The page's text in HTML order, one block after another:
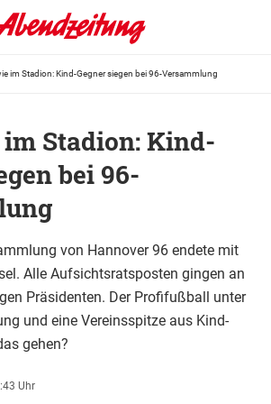
im Stadion: Kind-Gegner siegen bei 96-Versammlung
Stadion: Kind-
bei 96-
von Hannover 96 endete mit
Alle Aufsichtsratsposten gingen an
Präsidenten. Der Profifußball unter
und eine Vereinsspitze aus Kind-
gehen?
Uhr